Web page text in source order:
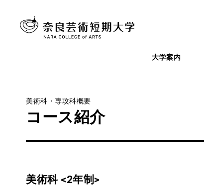
大学案内
美術科・専攻科概要
コース紹介
美術科 <2年制>